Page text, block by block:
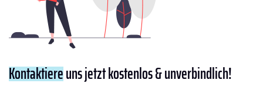
Kontaktiereuns jetzt kostenlos & unverbindlich!